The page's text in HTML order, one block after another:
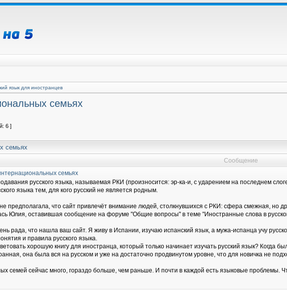
язык для иностранцев
семьях
6 ]
семьях
Сообщение
семьях
русского языка, называемая РКИ (произносится: эр-ка-и, с ударением на последнем
языка тем, для кого русский не является родным.
предполагала, что сайт привлечёт внимание людей, столкнувшихся с РКИ: сфера смежная, но
Юлия, оставившая сообщение на форуме "Общие вопросы" в теме "Иностранные слова в
рада, что нашла ваш сайт. Я живу в Испании, изучаю испанский язык, а мужа-испанца учу
и правила русского языка.
хорошую книгу для иностранца, который только начинает изучать русский язык? Когда
она была вся на русском и уже на достаточно продвинутом уровне, что для новичка не
семей сейчас много, гораздо больше, чем раньше. И почти в каждой есть языковые проблемы.